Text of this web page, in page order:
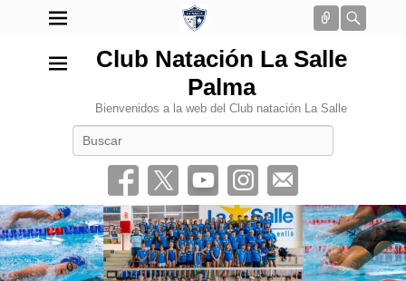
Conectar
Club Natación La Salle
Palma
Bienvenidos a la web del Club natación La Salle